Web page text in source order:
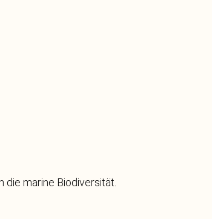
die marine Biodiversität.